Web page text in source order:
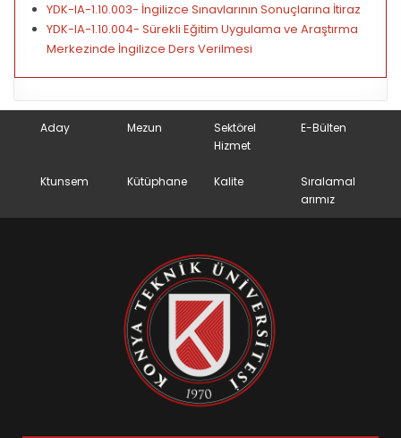
YDK-IA-1.10.003- İngilizce Sınavlarının Sonuçlarına İtiraz
YDK-IA-1.10.004- Sürekli Eğitim Uygulama ve Araştırma
Merkezinde İngilizce Ders Verilmesi
Aday Mezun
Sektörel
Hizmet
E-Bülten
Ktunsem Kütüphane Kalite
Sıralamal
arımız